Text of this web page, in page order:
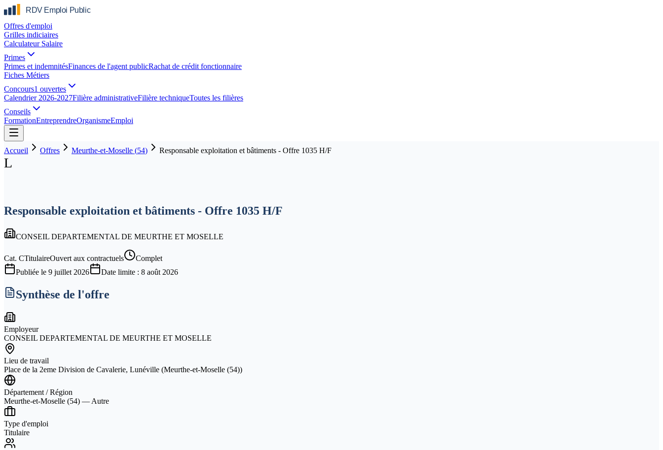
Offres d'emploi
Grilles indiciaires
Calculateur Salaire
Primes
Primes et indemnitésFinances de l'agent publicRachat de crédit fonctionnaire
Fiches Métiers
Concours1 ouvertes
Calendrier 2026-2027Filière administrativeFilière techniqueToutes les filières
Conseils
FormationEntreprendreOrganismeEmploi
Accueil Offres Meurthe-et-Moselle (54) Responsable exploitation et bâtiments - Offre 1035 H/F
L
Responsable exploitation et bâtiments - Offre 1035 H/F
CONSEIL DEPARTEMENTAL DE MEURTHE ET MOSELLE
Cat. CTitulaireOuvert aux contractuels
Complet
Publiée le 9 juillet 2026 Date limite : 8 août 2026
Synthèse de l'offre
Employeur
CONSEIL DEPARTEMENTAL DE MEURTHE ET MOSELLE
Lieu de travail
Place de la 2eme Division de Cavalerie, Lunéville (Meurthe-et-Moselle (54))
Département / Région
Meurthe-et-Moselle (54) — Autre
Type d'emploi
Titulaire